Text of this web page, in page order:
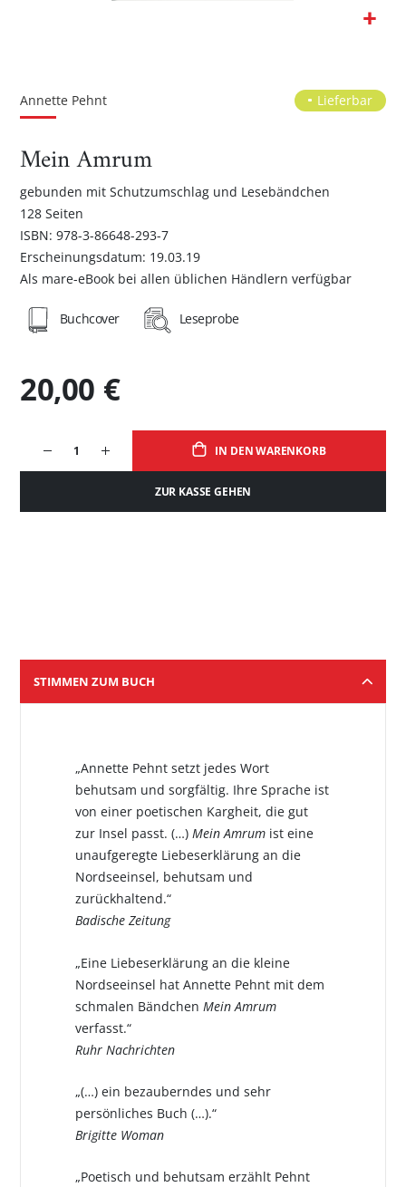
Bildgalerie
Annette Pehnt Lieferbar
Mein Amrum
gebunden mit Schutzumschlag und Lesebändchen
128 Seiten
ISBN: 978-3-86648-293-7
Erscheinungsdatum: 19.03.19
Als mare-eBook bei allen üblichen Händlern verfügbar
IN DEN WARENKORB
ZUR KASSE GEHEN
20,00 €
Buchcover Leseprobe
STIMMEN ZUM BUCH
„Annette Pehnt setzt jedes Wort
behutsam und sorgfältig. Ihre Sprache ist
von einer poetischen Kargheit, die gut
zur Insel passt. (…) Mein Amrumist eine
unaufgeregte Liebeserklärung an die
Nordseeinsel, behutsam und
zurückhaltend.“
Badische Zeitung
„Eine Liebeserklärung an die kleine
Nordseeinsel hat Annette Pehnt mit dem
schmalen Bändchen Mein Amrum
verfasst.“
Ruhr Nachrichten
„(…) ein bezauberndes und sehr
persönliches Buch (…).“
Brigitte Woman
„Poetisch und behutsam erzählt Pehnt